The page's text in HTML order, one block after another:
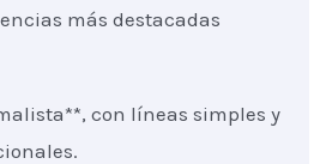
más destacadas
con líneas simples y